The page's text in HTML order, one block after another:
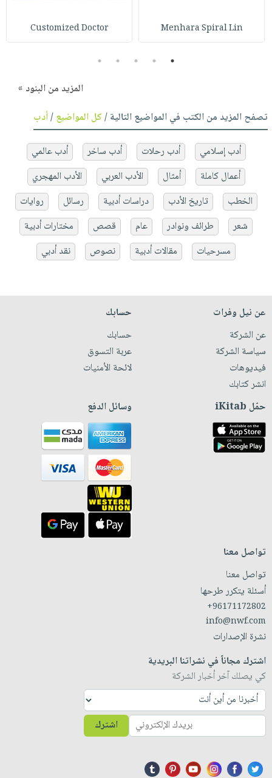
Menhara Spiral Lin
Customized Doctor
1
2
3
4
5
المزيد من البنود »
تصفح المزيد من الكتب في المواضيع التالية /كل المواضيع/أدب
أدب إسلامي أدب رحلات أدب ساخر
أدب عالمي
أعمال كاملة
أمثال الأدب العربي
الأدب المهجري
الخطب
تاريخ الأدب دراسات أدبية رسائل
روايات
شعر
طرائف ونوادر عام قصص
مختارات أدبية
مسرحيات
مقالات أدبية نصوص نقد أدبي
عن نيل وفرات
عن الشركة
سياسة الشركة
فيديوهات
انشر كتابك
حسابك
حسابك
عربة التسوق
لائحة الأمنيات
حمّل iKitab وسائل الدفع
تواصل معنا
تواصل معنا
أسئلة يتكرر طرحها
+96171172802
info@nwf.com
نشرة الإصدارات
اشترك مجاناً في نشراتنا البريدية
كي يصلك آخر أخبار الشركة
اشترك